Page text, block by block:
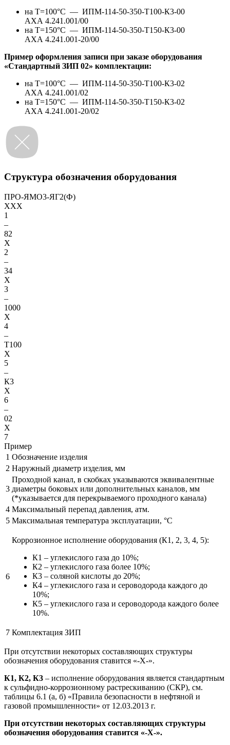
на Т=100°С — ИПМ-114-50-350-Т100-К3-00
АХА 4.241.001/00
на Т=150°С — ИПМ-114-50-350-Т150-К3-00
АХА 4.241.001-20/00
Пример оформления записи при заказе оборудования
«Стандартный ЗИП 02» комплектации:
на Т=100°С — ИПМ-114-50-350-Т100-К3-02
АХА 4.241.001/02
на Т=150°С — ИПМ-114-50-350-Т150-К3-02
АХА 4.241.001-20/02
Структура обозначения оборудования
ПРО-ЯМО3-ЯГ2(Ф)
XXX
1
–
82
X
2
–
34
X
3
–
1000
X
4
–
Т100
X
5
–
К3
X
6
–
02
X
7
Пример
1 Обозначение изделия
2 Наружный диаметр изделия, мм
3
Проходной канал, в скобках указываются эквивалентные
диаметры боковых или дополнительных каналов, мм
(*указывается для перекрываемого проходного канала)
4 Максимальный перепад давления, атм.
5 Максимальная температура эксплуатации, °С
6
Коррозионное исполнение оборудования (К1, 2, 3, 4, 5):
К1 – углекислого газа до 10%;
К2 – углекислого газа более 10%;
К3 – соляной кислоты до 20%;
К4 – углекислого газа и сероводорода каждого до
10%;
К5 – углекислого газа и сероводорода каждого более
10%.
7 Комплектация ЗИП
При отсутствии некоторых составляющих структуры
обозначения оборудования ставится «-Х-».
К1, К2, К3 – исполнение оборудования является стандартным
к сульфидно-коррозионному растрескиванию (СКР), см.
таблицы 6.1 (а, б) «Правила безопасности в нефтяной и
газовой промышленности» от 12.03.2013 г.
При отсутствии некоторых составляющих структуры
обозначения оборудования ставится «-Х-».